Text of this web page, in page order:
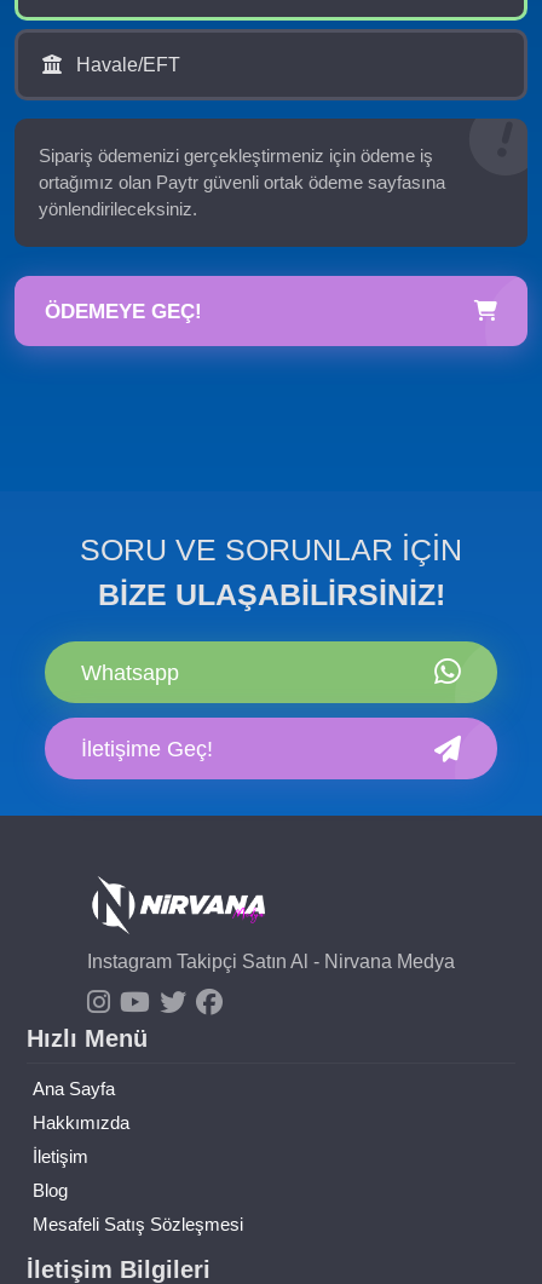
Havale/EFT
Sipariş ödemenizi gerçekleştirmeniz için ödeme iş
ortağımız olan Paytr güvenli ortak ödeme sayfasına
yönlendirileceksiniz.
ÖDEMEYE GEÇ!
SORU VE SORUNLAR İÇİN
BİZE ULAŞABİLİRSİNİZ!
Whatsapp
İletişime Geç!
Instagram Takipçi Satın Al - Nirvana Medya
Hızlı Menü
Ana Sayfa
Hakkımızda
İletişim
Blog
Mesafeli Satış Sözleşmesi
İletişim Bilgileri